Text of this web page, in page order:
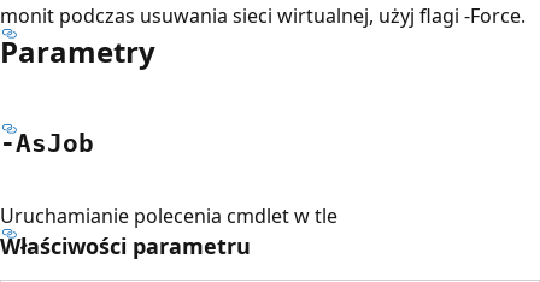
monit podczas usuwania sieci wirtualnej, użyj flagi -Force.
Parametry
-AsJob
Uruchamianie polecenia cmdlet w tle
Właściwości parametru